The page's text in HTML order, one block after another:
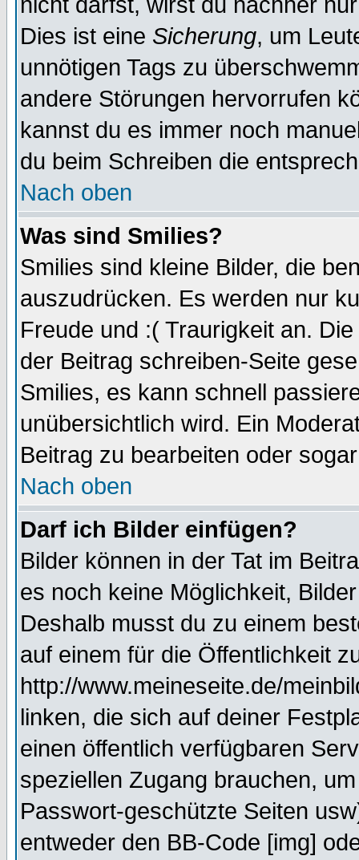
Dies ist eine Sicherung, um
unnötigen Tags zu
andere Störungen hervorrufen
kannst du es immer noch
du beim Schreiben die
Nach oben
Was sind Smilies?
Smilies sind kleine Bilder, die
auszudrücken. Es werden nur
Freude und :( Traurigkeit an.
der Beitrag schreiben-Seite
Smilies, es kann schnell
unübersichtlich wird. Ein
Beitrag zu bearbeiten oder
Nach oben
Darf ich Bilder einfügen?
Bilder können in der Tat im
es noch keine Möglichkeit,
Deshalb musst du zu einem
auf einem für die Öffentlichkeit
http://www.meineseite.de/
linken, die sich auf deiner
einen öffentlich verfügbaren
speziellen Zugang brauchen,
Passwort-geschützte Seiten
entweder den BB-Code [img]